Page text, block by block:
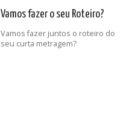
Vamos fazer o seu Roteiro?
Vamos fazer juntos o roteiro do
seu curta metragem?